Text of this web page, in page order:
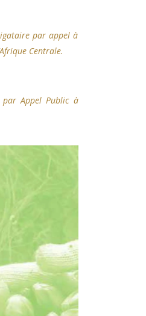
par appel à
Centrale.
par Appel Public à